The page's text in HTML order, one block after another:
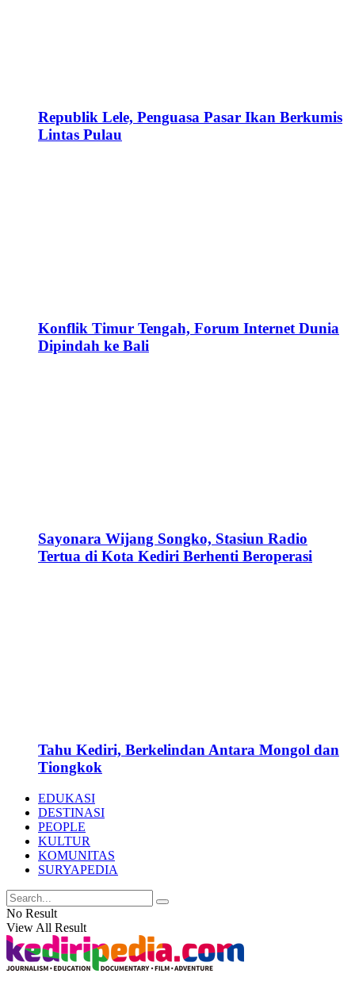
Republik Lele, Penguasa Pasar Ikan Berkumis
Lintas Pulau
Konflik Timur Tengah, Forum Internet Dunia
Dipindah ke Bali
Sayonara Wijang Songko, Stasiun Radio
Tertua di Kota Kediri Berhenti Beroperasi
Tahu Kediri, Berkelindan Antara Mongol dan
Tiongkok
EDUKASI
DESTINASI
PEOPLE
KULTUR
KOMUNITAS
SURYAPEDIA
No Result
View All Result